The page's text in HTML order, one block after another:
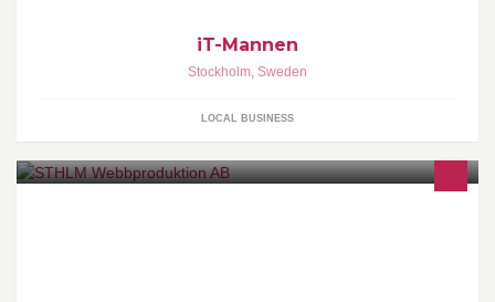
iT-Mannen
Stockholm, Sweden
LOCAL BUSINESS